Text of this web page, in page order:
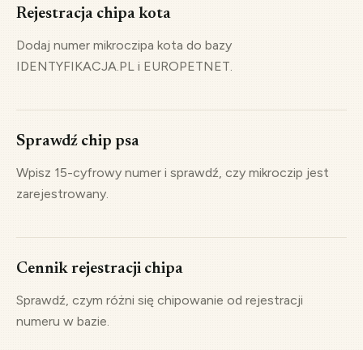
Rejestracja chipa kota
Dodaj numer mikroczipa kota do bazy
IDENTYFIKACJA.PL i EUROPETNET.
Sprawdź chip psa
Wpisz 15-cyfrowy numer i sprawdź, czy mikroczip jest
zarejestrowany.
Cennik rejestracji chipa
Sprawdź, czym różni się chipowanie od rejestracji
numeru w bazie.